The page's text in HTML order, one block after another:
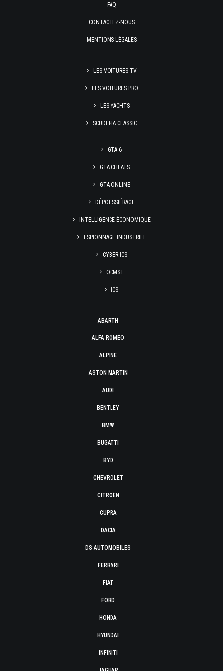
FAQ
CONTACTEZ-NOUS
MENTIONS LÉGALES
LES VOITURES TV
LES VOITURES PRO
LES YACHTS
SCUDERIA CLASSIC
GTA 6
GTA CHEATS
GTA ONLINE
DÉPOUSSIÉRAGE
INTELLIGENCE ÉCONOMIQUE
ESPIONNAGE INDUSTRIEL
CYBER ICS
OCMST
ICS
ABARTH
ALFA ROMEO
ALPINE
ASTON MARTIN
AUDI
BENTLEY
BMW
BUGATTI
BYD
CHEVROLET
CITROËN
CUPRA
DACIA
DS AUTOMOBILES
FERRARI
FIAT
FORD
HONDA
HYUNDAI
INFINITI